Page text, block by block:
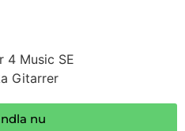
4 Music SE
Gitarrer
nu